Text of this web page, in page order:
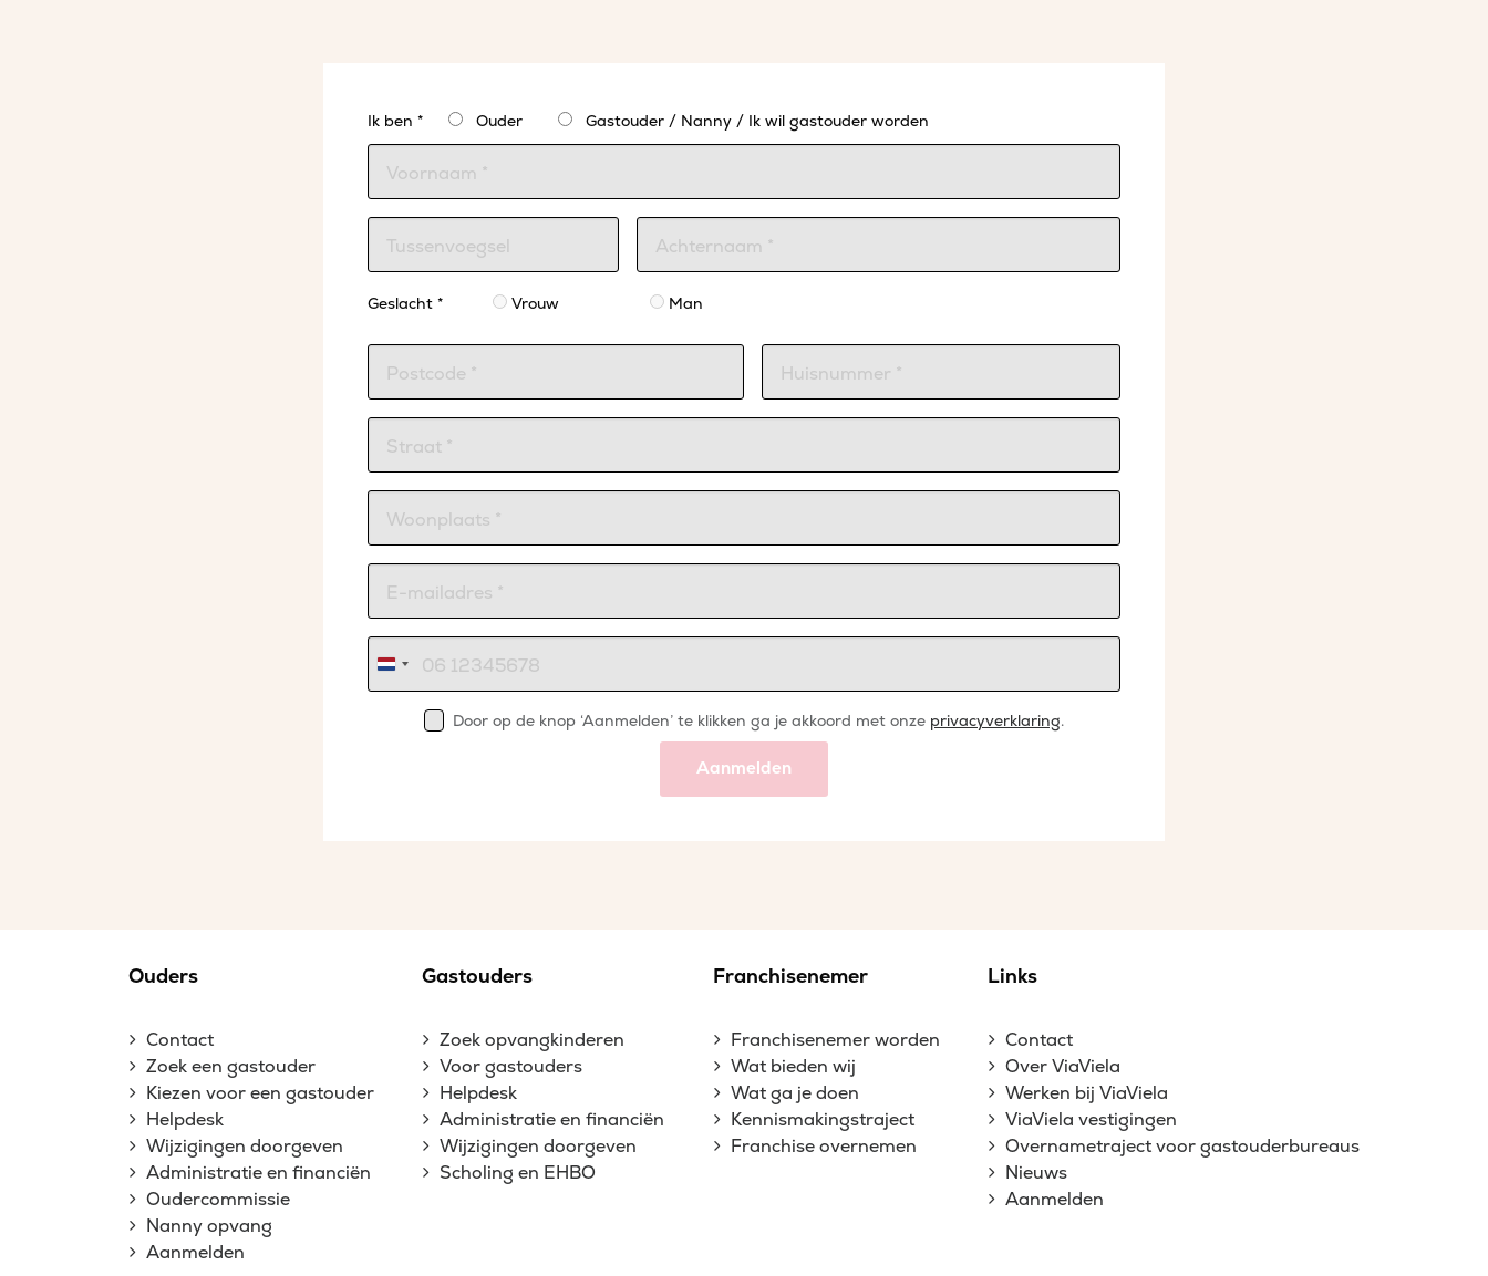
Ik ben * Ouder Gastouder / Nanny / Ik wil gastouder worden
Geslacht * Vrouw Man
Nederland
+31
Door op de knop ‘Aanmelden’ te klikken ga je akkoord met onze privacyverklaring.
Aanmelden
Ouders
Contact
Zoek een gastouder
Kiezen voor een gastouder
Helpdesk
Wijzigingen doorgeven
Administratie en financiën
Oudercommissie
Nanny opvang
Aanmelden
Gastouders
Zoek opvangkinderen
Voor gastouders
Helpdesk
Administratie en financiën
Wijzigingen doorgeven
Scholing en EHBO
Franchisenemer
Franchisenemer worden
Wat bieden wij
Wat ga je doen
Kennismakingstraject
Franchise overnemen
Links
Contact
Over ViaViela
Werken bij ViaViela
ViaViela vestigingen
Overnametraject voor gastouderbureaus
Nieuws
Aanmelden